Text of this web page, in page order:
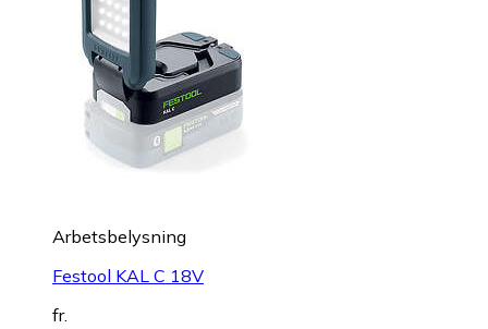
Arbetsbelysning
Festool KAL C 18V
fr.